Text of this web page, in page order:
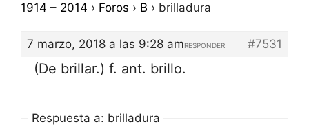
1914 – 2014 › Foros › B › brilladura
7 marzo, 2018 a las 9:28 am #7531
RESPONDER
(De brillar.) f. ant. brillo.
Respuesta a: brilladura